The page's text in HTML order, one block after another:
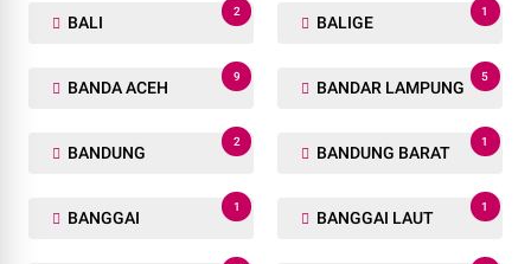
BALI
2
BALIGE
1
BANDA ACEH
9
BANDAR LAMPUNG
5
BANDUNG
2
BANDUNG BARAT
1
BANGGAI
1
BANGGAI LAUT
1